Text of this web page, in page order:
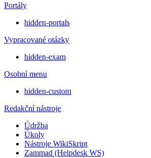
Portály
hidden-portals
Vypracované otázky
hidden-exam
Osobní menu
hidden-custom
Redakční nástroje
Údržba
Úkoly
Nástroje WikiSkript
Zammad (Helpdesk WS)